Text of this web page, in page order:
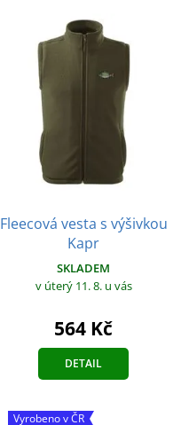
Fleecová vesta s výšivkou
Kapr
SKLADEM
v úterý 11. 8. u vás
564 Kč
DETAIL
Vyrobeno v ČR